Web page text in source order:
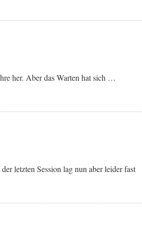
her. Aber das Warten hat sich …
letzten Session lag nun aber leider fast